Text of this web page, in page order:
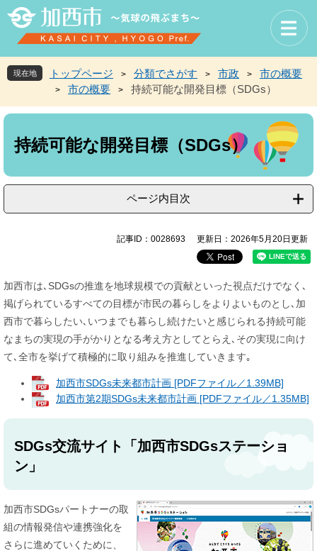
先
頭
す
を
飛
し
へ
現在地 トップページ > 分類でさがす > 市政 > 市の概要
> 市の概要 > 持続可能な開発目標（SDGs）
本
持続可能な開発目標（SDGs）
ページ内目次
記事ID：0028693 更新日：2026年5月20日更新
加西市は､SDGsの推進を地球規模での貢献といった視点だけでなく､
掲げられているすべての目標が市民の暮らしをよりよいものとし､加
西市で暮らしたい､いつまでも暮らし続けたいと感じられる持続可能
なまちの実現の手がかりとなる考え方としてとらえ､その実現に向け
て､全市を挙げて積極的に取り組みを推進していきます｡
加西市SDGs未来都市計画 [PDFファイル／1.39MB]
加西市第2期SDGs未来都市計画 [PDFファイル／1.35MB]
SDGs交流サイト「加西市SDGsステーショ
ン」
加西市SDGsパートナーの取
組の情報発信や連携強化を
さらに進めていくために、